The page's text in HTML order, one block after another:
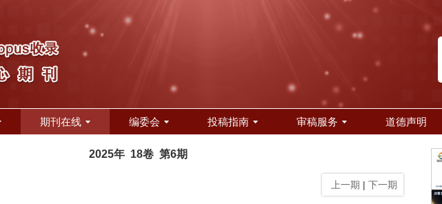
期刊在线 编委会 投稿指南 审稿服务 道德声明
2025年 18卷 第6期
上一期 | 下一期